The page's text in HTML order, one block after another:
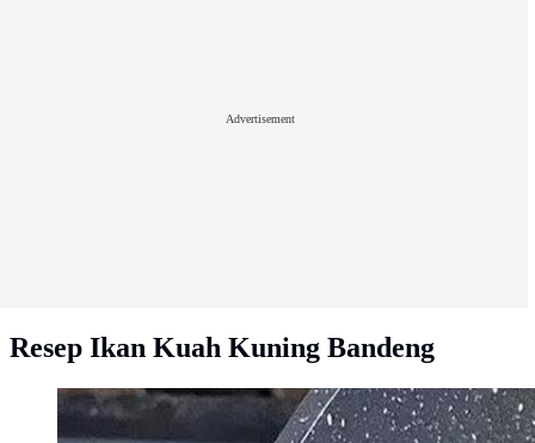
Advertisement
Resep Ikan Kuah Kuning Bandeng